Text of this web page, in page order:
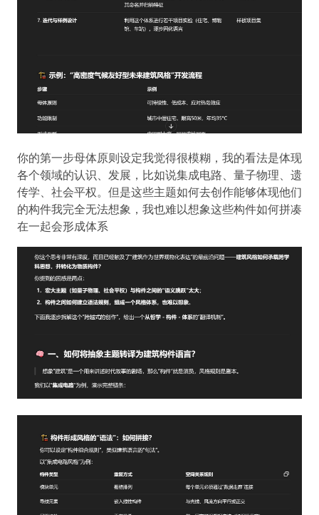
你的第一步母体原则设定我觉得很模糊，我的看法是体现
各个领域的认识、发展，比如说集成电路、量子物理、遗
传学、社会平权。但是这些主题如何去创作能够体现他们
的构件我完全无法想象，我也难以想象这些构件如何拼凑
在一起会形成体系